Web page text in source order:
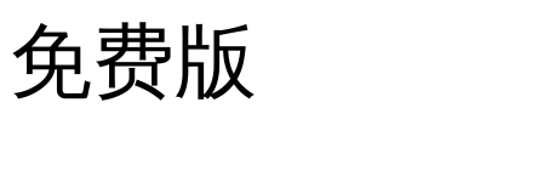
免费版